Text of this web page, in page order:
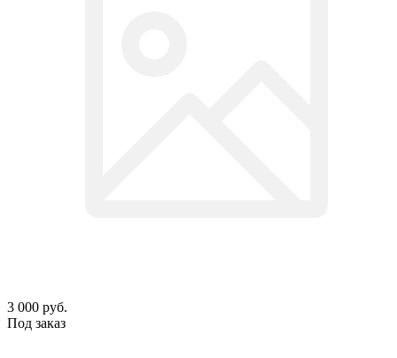
3 000 руб.
Под заказ